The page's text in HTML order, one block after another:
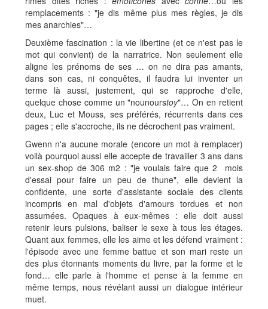
remplacements : "je dis même plus mes règles, je dis
mes anarchies"…
Deuxième fascination : la vie libertine (et ce n'est pas le
mot qui convient) de la narratrice. Non seulement elle
aligne les prénoms de ses … on ne dira pas amants,
dans son cas, ni conquêtes, il faudra lui inventer un
terme là aussi, justement, qui se rapproche d'elle,
quelque chose comme un "nounourstoy"… On en retient
deux, Luc et Mouss, ses préférés, récurrents dans ces
pages ; elle s'accroche, ils ne décrochent pas vraiment.
Gwenn n'a aucune morale (encore un mot à remplacer)
voilà pourquoi aussi elle accepte de travailler 3 ans dans
un sex-shop de 306 m2 : "je voulais faire que 2 mois
d'essai pour faire un peu de thune", elle devient la
confidente, une sorte d'assistante sociale des clients
incompris en mal d'objets d'amours tordues et non
assumées. Opaques à eux-mêmes : elle doit aussi
retenir leurs pulsions, baliser le sexe à tous les étages.
Quant aux femmes, elle les aime et les défend vraiment :
l'épisode avec une femme battue et son mari reste un
des plus étonnants moments du livre, par la forme et le
fond… elle parle à l'homme et pense à la femme en
même temps, nous révélant aussi un dialogue intérieur
muet.